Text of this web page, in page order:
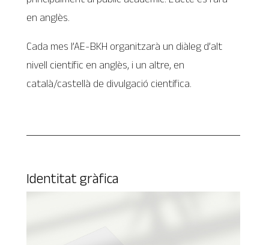
en anglès.
Cada mes l’AE-BKH organitzarà un diàleg d’alt
nivell científic en anglès, i un altre, en
català/castellà de divulgació científica.
Identitat gràfica